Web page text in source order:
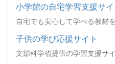
小学館の自宅学習支援サ
自宅でも安心して学べる教材
子供の学び応援サイト
文部科学省提供の学習支援サイ